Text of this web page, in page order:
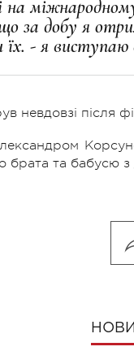
на
за добу я
- я виступаю
невдовзі після
брата та бабусю